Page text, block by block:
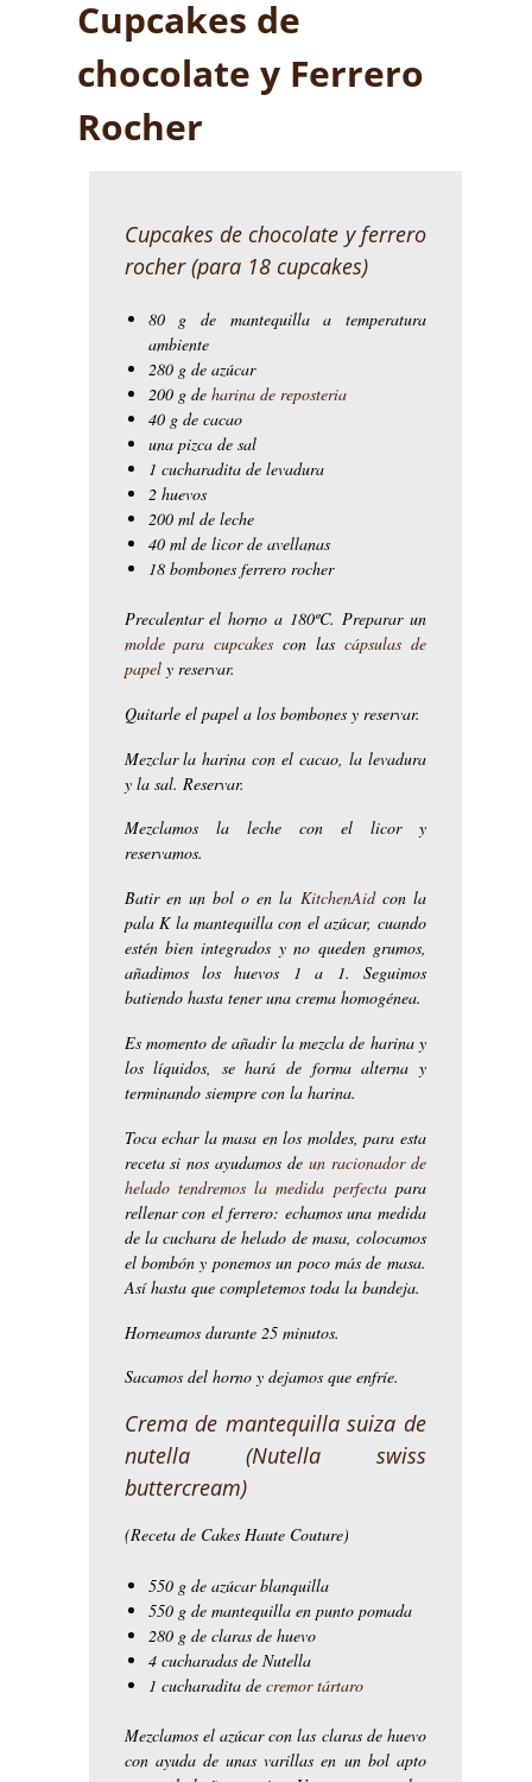
Cupcakes de
chocolate y Ferrero
Rocher
Cupcakes de chocolate y ferrero
rocher (para 18 cupcakes)
80 g de mantequilla a temperatura
ambiente
280 g de azúcar
200 g deharina de reposteria
40 g de cacao
una pizca de sal
1 cucharadita de levadura
2 huevos
200 ml de leche
40 ml de licor de avellanas
18 bombones ferrero rocher
Precalentar el horno a 180ºC. Preparar un
molde para cupcakescon lascápsulas de
papel y reservar.
Quitarle el papel a los bombones y reservar.
Mezclar la harina con el cacao, la levadura
y la sal. Reservar.
Mezclamos la leche con el licor y
reservamos.
Batir en un bol o en la KitchenAidcon la
pala K la mantequilla con el azúcar, cuando
estén bien integrados y no queden grumos,
añadimos los huevos 1 a 1. Seguimos
batiendo hasta tener una crema homogénea.
Es momento de añadir la mezcla de harina y
los líquidos, se hará de forma alterna y
terminando siempre con la harina.
Toca echar la masa en los moldes, para esta
receta si nos ayudamos deun racionador de
helado tendremos la medida perfecta para
rellenar con el ferrero: echamos una medida
de la cuchara de helado de masa, colocamos
el bombón y ponemos un poco más de masa.
Así hasta que completemos toda la bandeja.
Horneamos durante 25 minutos.
Sacamos del horno y dejamos que enfríe.
Crema de mantequilla suiza de
nutella (Nutella swiss
buttercream)
(Receta de Cakes Haute Couture)
550 g de azúcar blanquilla
550 g de mantequilla en punto pomada
280 g de claras de huevo
4 cucharadas de Nutella
1 cucharadita de cremor tártaro
Mezclamos el azúcar con las claras de huevo
con ayuda de unas varillas en un bol apto